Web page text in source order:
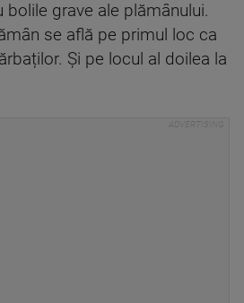
bolile grave ale plămânului.
se află pe primul loc ca
Și pe locul al doilea la